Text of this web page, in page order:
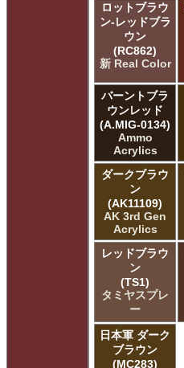
ロットブラウ
ン-レッドブラ
ウン
(RC862)
新 Real Color
バーントブラ
ウンレッド
(A.MIG-0134)
Ammo
Acrylics
ダークブラウ
ン
(AK11109)
AK 3rd Gen
Acrylics
レッドブラウ
ン
(TS1)
タミヤスプレ
ー
日本軍 ダーク
ブラウン
(MC283)